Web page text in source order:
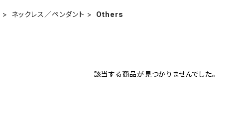
ネックレス／ペンダント Others
該当する商品が見つかりませんでした。